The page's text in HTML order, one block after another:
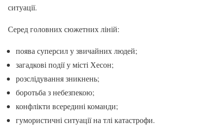
ситуації.
Серед головних сюжетних ліній:
поява суперсил у звичайних людей;
загадкові події у місті Хесон;
розслідування зникнень;
боротьба з небезпекою;
конфлікти всередині команди;
гумористичні ситуації на тлі катастрофи.